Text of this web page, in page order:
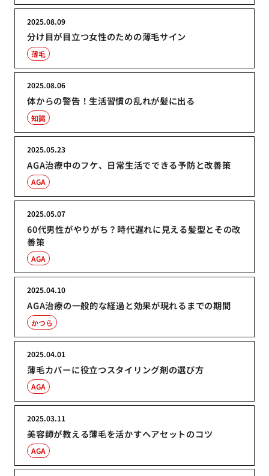
分け目が目立つ女性のための薄毛サイン
2025.08.09
薄毛
体からの警告！生活習慣の乱れが髪に出る
2025.08.06
知識
AGA治療中のフケ、日常生活でできる予防と改善策
2025.05.23
AGA
60代男性がやりがち？時代遅れに見える髪型とその改
善策
2025.05.07
AGA
AGA治療の一般的な経過と効果が現れるまでの期間
2025.04.10
かつら
薄毛カバーに役立つスタイリング剤の選び方
2025.04.01
AGA
美容師が教える薄毛を活かすヘアセットのコツ
2025.03.11
AGA